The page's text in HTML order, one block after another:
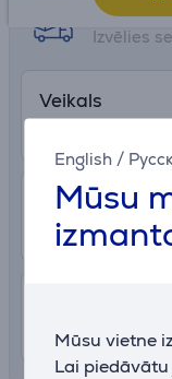
English /
Mūsu
Mūsu vietne
Lai
Izvēlies
Veikals
Pakomāts
13. - 18.
12. - 15. augusts